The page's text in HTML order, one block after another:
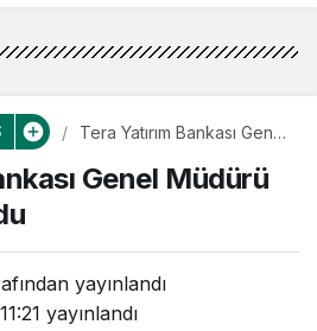
Tera Yatırım Bankası Genel
Genel Müdürü
yayınlandı
yayınlandı